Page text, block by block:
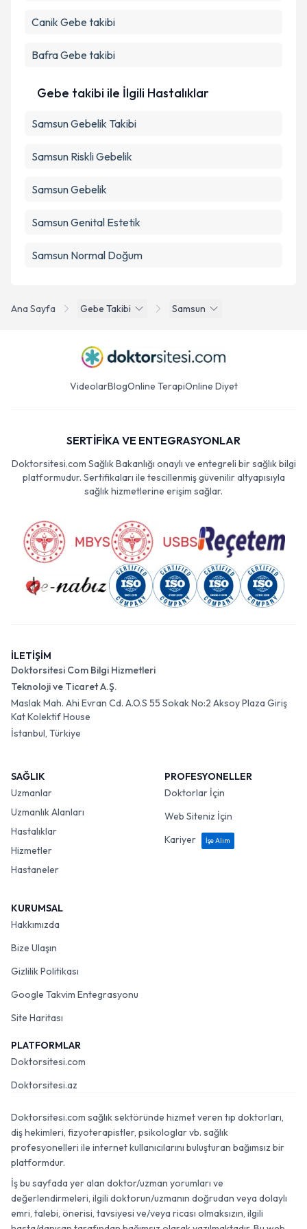
Ana Sayfa Gebe Takibi Samsun
Canik Gebe takibi
BafraGebe takibi
Gebe takibi ile İlgili Hastalıklar
Samsun Gebelik Takibi
Samsun Riskli Gebelik
Samsun Gebelik
Samsun Genital Estetik
Samsun Normal Doğum
VideolarBlogOnline TerapiOnline Diyet
SERTİFİKA VE ENTEGRASYONLAR
Doktorsitesi.com Sağlık Bakanlığı onaylı ve entegreli bir sağlık bilgi
platformudur. Sertifikaları ile tescillenmiş güvenilir altyapısıyla
sağlık hizmetlerine erişim sağlar.
İLETİŞİM
Doktorsitesi Com Bilgi Hizmetleri
Teknoloji ve Ticaret A.Ş.
Maslak Mah. Ahi Evran Cd. A.O.S 55 Sokak No:2 Aksoy Plaza Giriş
Kat Kolektif House
İstanbul, Türkiye
SAĞLIK
Uzmanlar
Uzmanlık Alanları
Hastalıklar
Hizmetler
Hastaneler
PROFESYONELLER
Doktorlar İçin
Web Siteniz İçin
Kariyer
İşe Alım
KURUMSAL
Hakkımızda
Bize Ulaşın
Gizlilik Politikası
Google Takvim Entegrasyonu
Site Haritası
PLATFORMLAR
Doktorsitesi.com
Doktorsitesi.az
Doktorsitesi.com sağlık sektöründe hizmet veren tıp doktorları,
diş hekimleri, fizyoterapistler, psikologlar vb. sağlık
profesyonelleri ile internet kullanıcılarını buluşturan bağımsız bir
platformdur.
İş bu sayfada yer alan doktor/uzman yorumları ve
değerlendirmeleri, ilgili doktorun/uzmanın doğrudan veya dolaylı
emri, talebi, önerisi, tavsiyesi ve/veya ricası olmaksızın, ilgili